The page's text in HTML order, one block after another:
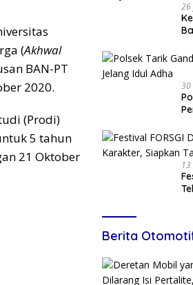
(Akhwal
BAN-PT
2020.
(Prodi)
5 tahun
21 Oktober
26
30
Berita